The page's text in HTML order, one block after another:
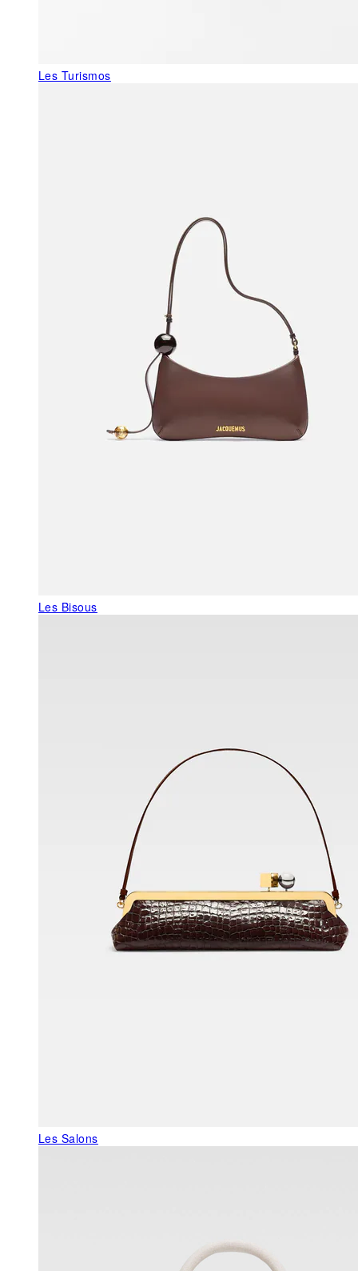
Les Turismos
Les Bisous
Les Salons